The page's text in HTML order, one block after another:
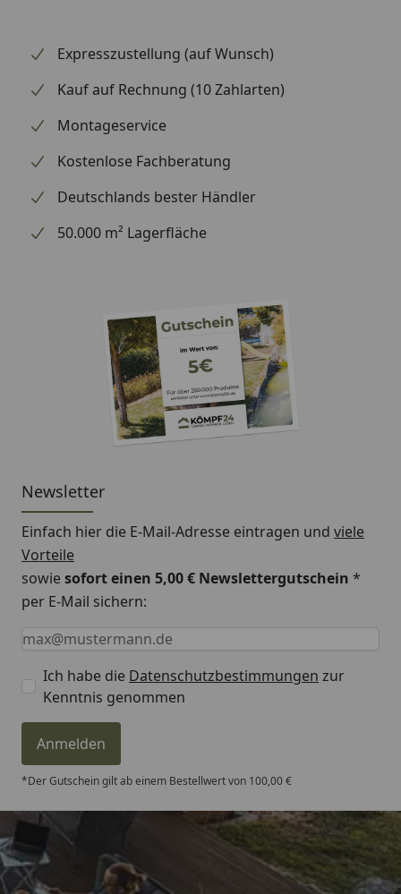
Aufstellmaß (BxTxH): 53 x 55 x 101 cm
Gewicht
7 kg
Belastbarkeit
200 kg
Stapelbar (2 Barhocker)
Objektgeeignet
Die angegebenen Maße sind Circa-Maße.
Expresszustellung (auf Wunsch)
Kauf auf Rechnung (10 Zahlarten)
Montageservice
Kostenlose Fachberatung
Deutschlands bester Händler
50.000 m² Lagerfläche
Newsletter
Einfach hier die E-Mail-Adresse eintragen und viele
Vorteile
sowiesofort einen 5,00 € Newslettergutschein *
per E-Mail sichern:
Keine Eingabe erforderlich
Eingabe erforderlich
E-Mail *
Ich habe die Datenschutzbestimmungen zur
Kenntnis genommen
Anmelden
*Der Gutschein gilt ab einem Bestellwert von 100,00 €
Trusted Shops